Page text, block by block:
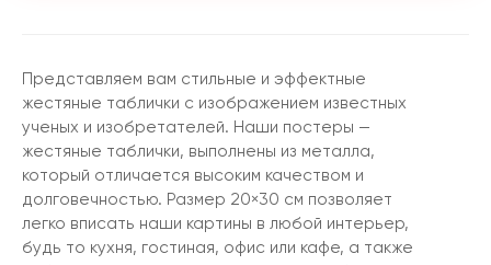
Представляем вам стильные и эффектные
жестяные таблички с изображением известных
ученых и изобретателей. Наши постеры —
жестяные таблички, выполнены из металла,
который отличается высоким качеством и
долговечностью. Размер 20×30 см позволяет
легко вписать наши картины в любой интерьер,
будь то кухня, гостиная, офис или кафе, а также